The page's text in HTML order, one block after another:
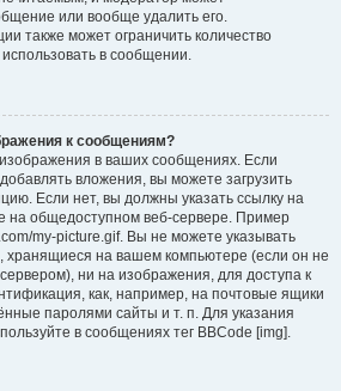
или вообще удалить его.
также может ограничить количество
в сообщении.
к сообщениям?
в ваших сообщениях. Если
вложения, вы можете загрузить
Если нет, вы должны указать ссылку на
на общедоступном веб-сервере. Пример
my-picture.gif. Вы не можете указывать
хранящиеся на вашем компьютере (если он не
ни на изображения, для доступа к
как, например, на почтовые ящики
паролями сайты и т. п. Для указания
в сообщениях тег BBCode [img].